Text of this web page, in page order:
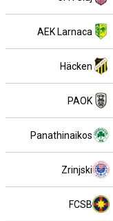
AEK Larnaca
Häcken
PAOK
Panathinaikos
Zrinjski
FCSB